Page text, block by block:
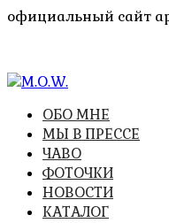
Перейти
официальный сайт
M.O.W.
высочайшее
ОБО МНЕ
МЫ В ПРЕССЕ
ЧАВО
ФОТОЧКИ
НОВОСТИ
КАТАЛОГ